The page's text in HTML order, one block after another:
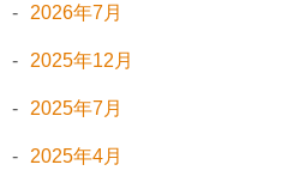
2026年7月
2025年12月
2025年7月
2025年4月